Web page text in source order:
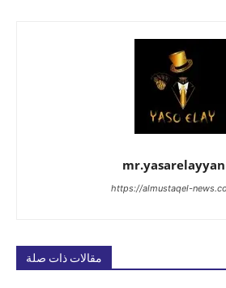
mr.yasarelayyan
https://almustaqel-
مقالات ذات صلة